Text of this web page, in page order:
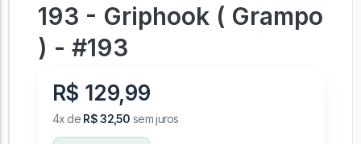
193 - Griphook ( Grampo
) - #193
R$ 129,99
4x de R$ 32,50 sem juros